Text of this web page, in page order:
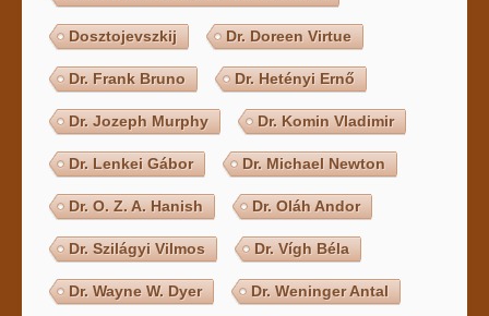
Dosztojevszkij Dr. Doreen Virtue
Dr. Frank Bruno Dr. Hetényi Ernő
Dr. Jozeph Murphy Dr. Komin Vladimir
Dr. Lenkei Gábor Dr. Michael Newton
Dr. O. Z. A. Hanish Dr. Oláh Andor
Dr. Szilágyi Vilmos Dr. Vígh Béla
Dr. Wayne W. Dyer Dr. Weninger Antal